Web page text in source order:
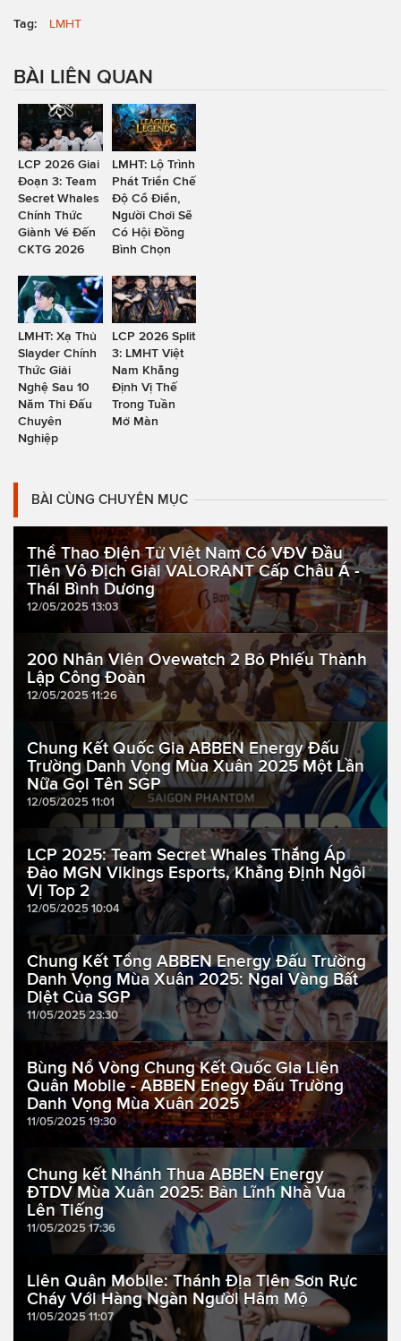
Tag: LMHT
BÀI LIÊN QUAN
LCP 2026 Giai
Đoạn 3: Team
Secret Whales
Chính Thức
Giành Vé Đến
CKTG 2026
LMHT: Lộ Trình
Phát Triển Chế
Độ Cổ Điển,
Người Chơi Sẽ
Có Hội Đồng
Bình Chọn
LMHT: Xạ Thủ
Slayder Chính
Thức Giải
Nghệ Sau 10
Năm Thi Đấu
Chuyên
Nghiệp
LCP 2026 Split
3: LMHT Việt
Nam Khẳng
Định Vị Thế
Trong Tuần
Mở Màn
BÀI CÙNG CHUYÊN MỤC
Thể Thao Điện Tử Việt Nam Có VĐV Đầu
Tiên Vô Địch Giải VALORANT Cấp Châu Á -
Thái Bình Dương
12/05/2025 13:03
200 Nhân Viên Ovewatch 2 Bỏ Phiếu Thành
Lập Công Đoàn
12/05/2025 11:26
Chung Kết Quốc Gia ABBEN Energy Đấu
Trường Danh Vọng Mùa Xuân 2025 Một Lần
Nữa Gọi Tên SGP
12/05/2025 11:01
LCP 2025: Team Secret Whales Thắng Áp
Đảo MGN Vikings Esports, Khẳng Định Ngôi
Vị Top 2
12/05/2025 10:04
Chung Kết Tổng ABBEN Energy Đấu Trường
Danh Vọng Mùa Xuân 2025: Ngai Vàng Bất
Diệt Của SGP
11/05/2025 23:30
Bùng Nổ Vòng Chung Kết Quốc Gia Liên
Quân Mobile - ABBEN Enegy Đấu Trường
Danh Vọng Mùa Xuân 2025
11/05/2025 19:30
Chung kết Nhánh Thua ABBEN Energy
ĐTDV Mùa Xuân 2025: Bản Lĩnh Nhà Vua
Lên Tiếng
11/05/2025 17:36
Liên Quân Mobile: Thánh Địa Tiên Sơn Rực
Cháy Với Hàng Ngàn Người Hâm Mộ
11/05/2025 11:07